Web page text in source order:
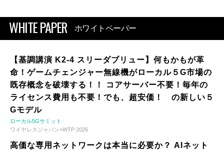
WHITE PAPER ホワイトペーパー
【基調講演 K2-4 スリーダブリュー】何もかもが革
命！ゲームチェンジャー無線機がローカル５G市場の
既存概念を破壊する！！ コアサーバー不要！毎年の
ライセンス費用も不要！でも、超安価！ の新しい５
Gモデル
ローカル5Gサミット
ワイヤレスジャパン×WTP 2026
高価な専用ネットワークは本当に必要か？ AIネット